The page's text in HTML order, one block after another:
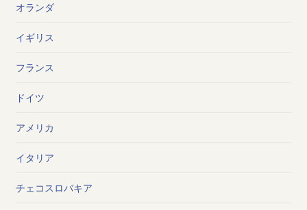
オランダ
イギリス
フランス
ドイツ
アメリカ
イタリア
チェコスロバキア